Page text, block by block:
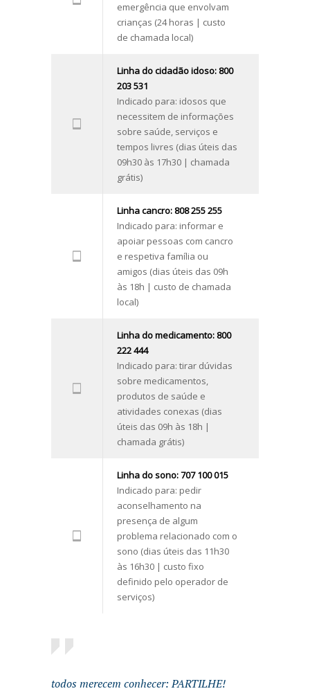
emergência que envolvam
crianças (24 horas | custo
de chamada local)
Linha do cidadão idoso: 800
203 531
Indicado para: idosos que
necessitem de informações
sobre saúde, serviços e
tempos livres (dias úteis das
09h30 às 17h30 | chamada
grátis)
Linha cancro: 808 255 255
Indicado para: informar e
apoiar pessoas com cancro
e respetiva família ou
amigos (dias úteis das 09h
às 18h | custo de chamada
local)
Linha do medicamento: 800
222 444
Indicado para: tirar dúvidas
sobre medicamentos,
produtos de saúde e
atividades conexas (dias
úteis das 09h às 18h |
chamada grátis)
Linha do sono: 707 100 015
Indicado para: pedir
aconselhamento na
presença de algum
problema relacionado com o
sono (dias úteis das 11h30
às 16h30 | custo fixo
definido pelo operador de
serviços)
todos merecem conhecer: PARTILHE!